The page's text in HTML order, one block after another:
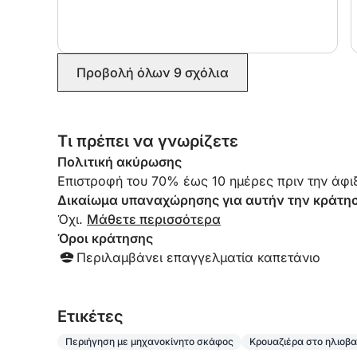
Πάρτι γενεθλίων και bachelor/bachelorette
Δωρεάν υπηρεσία φωτογράφισης.
Επιτρέπεται το κάπνισμα.
Ο τελικός καθαρισμός περιλαμβάνεται.
Λιμάνι βάσης: Dénia Yacht Club.
απαθανατίσετε τις καλύτερες στιγμές σας
πιο αγνή της μορφή.
Προβολή όλων 9 σχόλια
Τι πρέπει να γνωρίζετε
Πολιτική ακύρωσης
Επιστροφή του 70% έως 10 ημέρες πριν την
Δικαίωμα υπαναχώρησης για αυτήν την
Όχι. Μάθετε περισσότερα
Όροι κράτησης
Περιλαμβάνει επαγγελματία καπετάνιο
Eτικέτες
Περιήγηση με μηχανοκίνητο σκάφος Κρουαζιέρα στο